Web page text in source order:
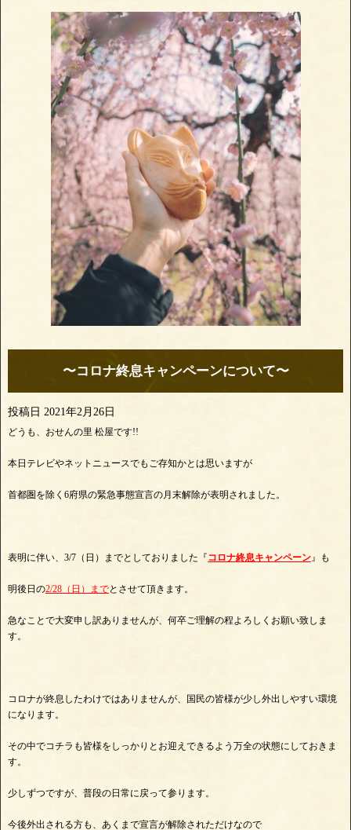
〜コロナ終息キャンペーンについて〜
投稿日 2021年2月26日
どうも、おせんの里 松屋です!!
本日テレビやネットニュースでもご存知かとは思いますが
首都圏を除く6府県の緊急事態宣言の月末解除が表明されました。
表明に伴い、3/7（日）までとしておりました『コロナ終息キャンペーン』も
明後日の2/28（日）までとさせて頂きます。
急なことで大変申し訳ありませんが、何卒ご理解の程よろしくお願い致しま
す。
コロナが終息したわけではありませんが、国民の皆様が少し外出しやすい環境
になります。
その中でコチラも皆様をしっかりとお迎えできるよう万全の状態にしておきま
す。
少しずつですが、普段の日常に戻って参ります。
今後外出される方も、あくまで宣言が解除されただけなので